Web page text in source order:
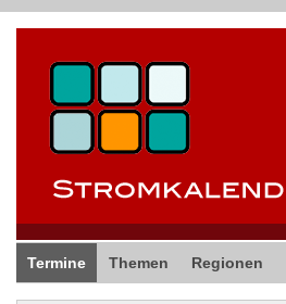
Termine Themen Regionen